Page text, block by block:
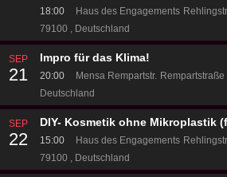
18:00 Haus des Engagements
79100
Deutschland
SEP
21
Impro für das Klima!
20:00 Mensa Rempartstr. Rempartstraße
Deutschland
SEP
22
DIY- Kosmetik ohne Mikroplastik
15:00 Haus des Engagements
79100
Deutschland